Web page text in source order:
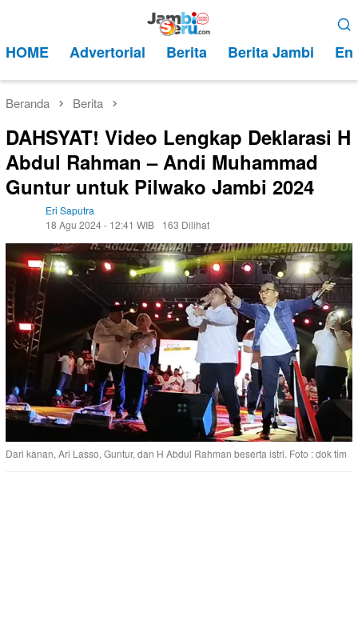
kontenMobile
HOME Advertorial Berita Berita Jambi
Beranda Berita
DAHSYAT! Video Lengkap Deklarasi H
Abdul Rahman – Andi Muhammad
Guntur untuk Pilwako Jambi 2024
Eri Saputra
18 Agu 2024 - 12:41 WIB
163 Dilihat
Dari kanan, Ari Lasso, Guntur, dan H Abdul Rahman beserta istri. Foto : dok tim